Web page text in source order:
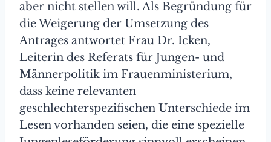
aber nicht stellen will. Als Begründung für
die Weigerung der Umsetzung des
Antrages antwortet Frau Dr. Icken,
Leiterin des Referats für Jungen- und
Männerpolitik im Frauenministerium,
dass keine relevanten
geschlechterspezifischen Unterschiede im
Lesen vorhanden seien, die eine spezielle